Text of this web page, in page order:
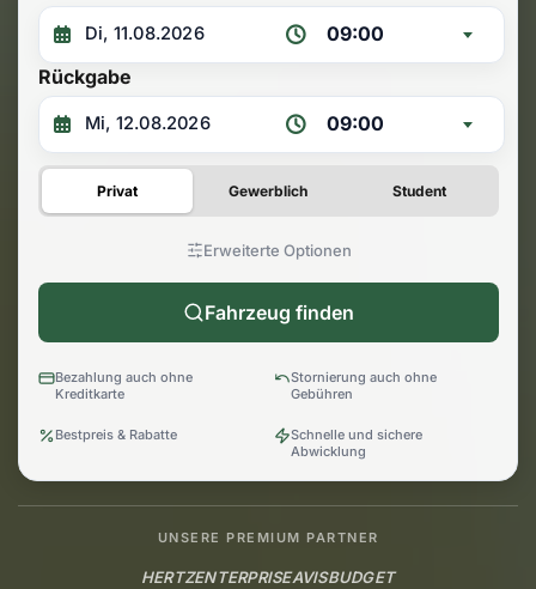
09:00
Rückgabe
09:00
Privat Gewerblich Student
Erweiterte Optionen
Fahrzeug finden
Bezahlung auch ohne
Kreditkarte
Stornierung auch ohne
Gebühren
Bestpreis & Rabatte
Schnelle und sichere
Abwicklung
UNSERE PREMIUM PARTNER
HERTZENTERPRISEAVISBUDGET